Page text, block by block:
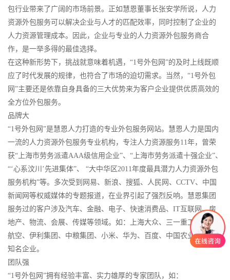
包行业带来了广阔的市场前景。正如慧恩董事长张安学所说，人力
资源外包服务可以解决企业与人才的匹配效率，同时控制了企业的
人力资源管理成本。因此，企业与专业的人力资源外包服务商合
作，是一举多得的最佳选择。
在这种新形势下，挑战就意味着机遇，“1号外包网”的及时上线既顺
应了时代发展的规律，也符合了市场的迫切需求。当然，“1号外包
网”主要还是依靠自身具备的三大优势来为客户企业提供优质高效的
全方位外包服务。
品牌大
“1号外包网”是慧恩人力打造的专业外包服务网站。慧恩人力是国内
一流的人力资源外包服务专业机构，专注人力资源服务11年，曾荣
获“上海市劳务派遣AAA级信用企业”、“上海市劳务派遣十强企业”、
“‘心系汶川’先进集体”、 “大中华区2011年度最具潜力人力资源外包
服务机构”等。多次受到网易、新浪、搜狐、人民网、CCTV、中国
新闻网等权威媒体的专题报道，在业界引起了强烈反响。慧恩集团
服务过的客户涉及汽车、金融、电子、快速消费品、IT互联网、房
地产、物流、会展、传媒等领域。如：上海大众、三一重工、东方
航空、伊利集团、中粮集团、小米、华为、百度、中国农业银行等
知名企业。
团队强
“1号外包网”拥有经验丰富、实力雄厚的专家团队，如：